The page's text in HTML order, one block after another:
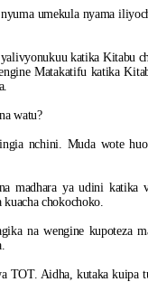
umekula nyama
katika Kitabu
Matakatifu katika
watu?
nchini. Muda wote
ya udini katika
chokochoko.
na wengine kupoteza
TOT. Aidha, kutaka kuipa